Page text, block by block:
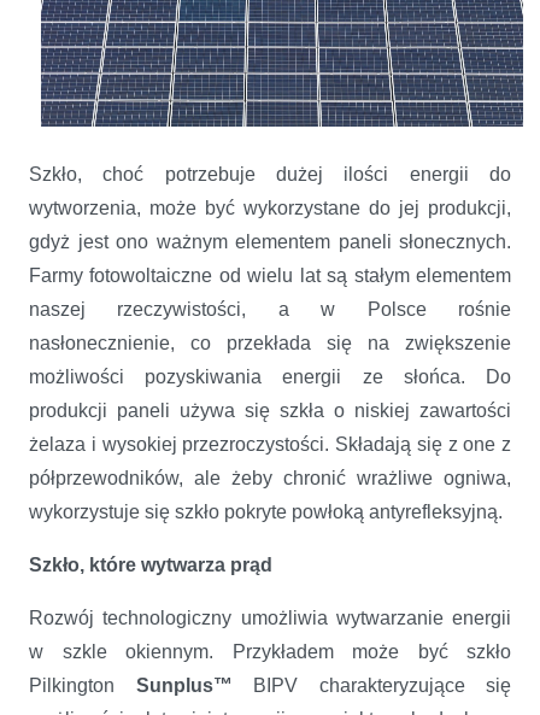
Szkło, choć potrzebuje dużej ilości energii do
wytworzenia, może być wykorzystane do jej produkcji,
gdyż jest ono ważnym elementem paneli słonecznych.
Farmy fotowoltaiczne od wielu lat są stałym elementem
naszej rzeczywistości, a w Polsce rośnie
nasłonecznienie, co przekłada się na zwiększenie
możliwości pozyskiwania energii ze słońca. Do
produkcji paneli używa się szkła o niskiej zawartości
żelaza i wysokiej przezroczystości. Składają się z one z
półprzewodników, ale żeby chronić wrażliwe ogniwa,
wykorzystuje się szkło pokryte powłoką antyrefleksyjną.
Szkło, które wytwarza prąd
Rozwój technologiczny umożliwia wytwarzanie energii
w szkle okiennym. Przykładem może być szkło
Pilkington Sunplus™ BIPV charakteryzujące się